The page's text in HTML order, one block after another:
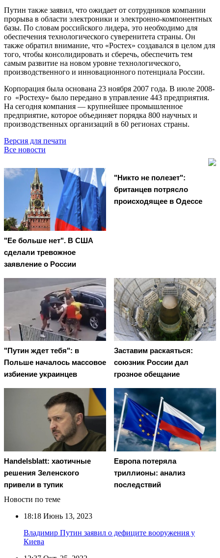
Путин также заявил, что ожидает от сотрудников компании
прорыва в области электроники и электронно-компонентных
базы. По словам российского лидера, это необходимо для
обеспечения технологического суверенитета страны. Он
также обратил внимание, что «Ростех» создавался в целом для
того, чтобы консолидировать и сберечь, обеспечить тем
самым развитие на новом уровне технологического,
производственного и инновационного потенциала России.
Корпорация была основана 23 ноября 2007 года. В июле 2008-
го «Ростеху» было передано в управление 443 предприятия.
На сегодня компания — крупнейшее промышленное
предприятие, которое объединяет порядка 800 научных и
производственных организаций в 60 регионах страны.
Версия для печати
Все новости
"Ее больше нет". В США
сделали тревожное
заявление о России
"Никто не полезет":
британцев потрясло
происходящее в Одессе
"Путин ждет тебя": в
Польше началось массовое
избиение украинцев
Заставим раскаяться:
союзник России дал
грозное обещание
Handelsblatt: хаотичные
решения Зеленского
привели в тупик
Европа потеряла
триллионы: анализ
последствий
Новости по теме
18:18 Июнь 13, 2023
Владимир Путин заявил о дефиците вооружения у
Киева